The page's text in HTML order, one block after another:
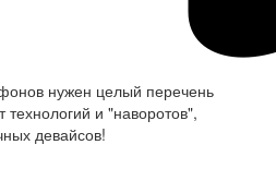
нужен целый перечень
технологий и "наворотов",
девайсов!